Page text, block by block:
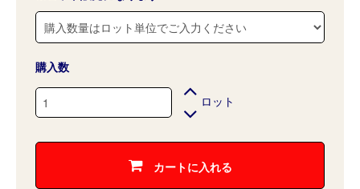
購入数
ロット
カートに入れる